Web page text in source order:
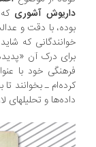
آشوریکه از
با دقت و عدالت
که شاید این
درک آن «پدیده‏» ـ
خود با عنوان
ـ بخوانند تا بی‏شک
و تحلیل‏های لازم را